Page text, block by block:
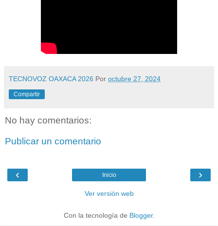
TECNOVOZ OAXACA 2026 Por octubre 27, 2024
Compartir
No hay comentarios:
Publicar un comentario
‹ ›
Inicio
Ver versión web
Con la tecnología de Blogger.